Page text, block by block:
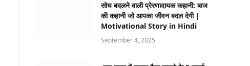
सोच बदलने वाली प्रेरणादायक कहानी: बाज
की कहानी जो आपका जीवन बदल देगी |
Motivational Story in Hindi
September 4, 2025